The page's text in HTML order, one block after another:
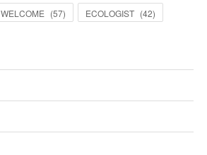
WELCOME (57) ECOLOGIST (42)